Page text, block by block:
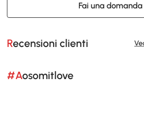
Fai una domanda
Recensioni clienti
#Aosomitlove